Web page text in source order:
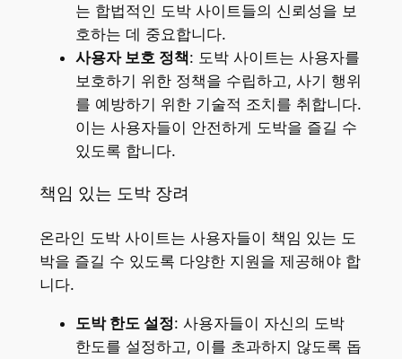
는 합법적인 도박 사이트들의 신뢰성을 보
호하는 데 중요합니다.
사용자 보호 정책: 도박 사이트는 사용자를
보호하기 위한 정책을 수립하고, 사기 행위
를 예방하기 위한 기술적 조치를 취합니다.
이는 사용자들이 안전하게 도박을 즐길 수
있도록 합니다.
책임 있는 도박 장려
온라인 도박 사이트는 사용자들이 책임 있는 도
박을 즐길 수 있도록 다양한 지원을 제공해야 합
니다.
도박 한도 설정: 사용자들이 자신의 도박
한도를 설정하고, 이를 초과하지 않도록 돕